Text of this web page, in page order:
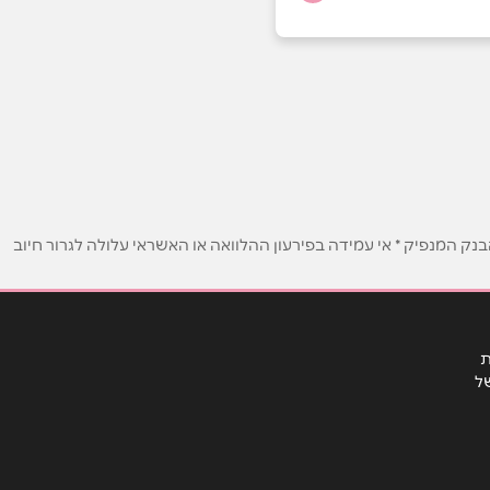
* אי עמידה בפירעון ההלוואה או האשראי עלולה לגרור חיוב